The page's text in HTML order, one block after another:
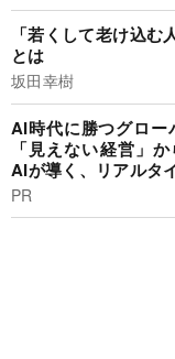
「若くして老け込
とは
坂田幸樹
AI時代に勝つグロ
「見えない経営」
AIが導く、リアルタ
PR